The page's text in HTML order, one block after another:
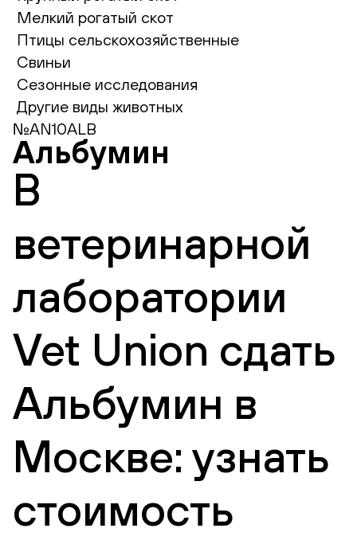
Мелкий рогатый скот
Птицы сельскохозяйственные
Свиньи
Сезонные исследования
Другие виды животных
№AN10ALB
Альбумин
В
ветеринарной
лаборатории
Vet Union сдать
Альбумин в
Москве: узнать
стоимость